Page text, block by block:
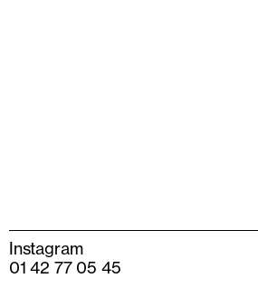
Instagram
01 42 77 05 45